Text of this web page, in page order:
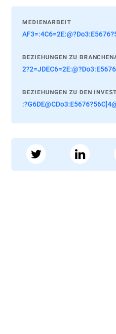
MEDIENARBEIT
BEZIEHUNGEN ZU
BEZIEHUNGEN ZU DEN